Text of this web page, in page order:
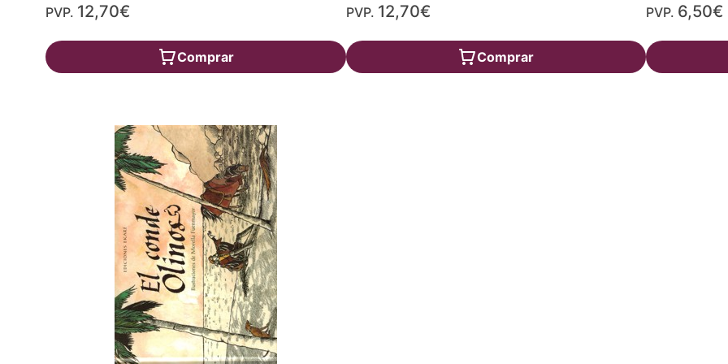
PVP. 12,70€
Comprar
PVP. 12,70€
Comprar
PVP. 6,50€